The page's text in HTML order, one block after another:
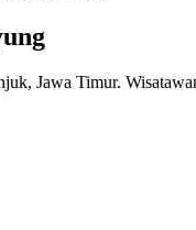
Jawa Timur.